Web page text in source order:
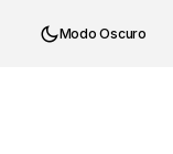
Modo Oscuro